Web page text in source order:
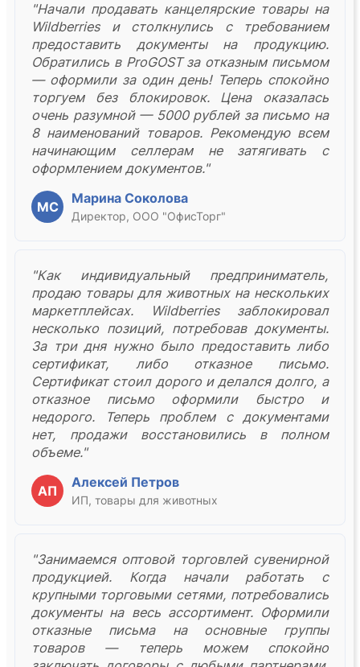
"Начали продавать канцелярские товары на
Wildberries и столкнулись с требованием
предоставить документы на продукцию.
Обратились в ProGOST за отказным письмом
— оформили за один день! Теперь спокойно
торгуем без блокировок. Цена оказалась
очень разумной — 5000 рублей за письмо на
8 наименований товаров. Рекомендую всем
начинающим селлерам не затягивать с
оформлением документов."
МС
Марина Соколова
Директор, ООО "ОфисТорг"
"Как индивидуальный предприниматель,
продаю товары для животных на нескольких
маркетплейсах. Wildberries заблокировал
несколько позиций, потребовав документы.
За три дня нужно было предоставить либо
сертификат, либо отказное письмо.
Сертификат стоил дорого и делался долго, а
отказное письмо оформили быстро и
недорого. Теперь проблем с документами
нет, продажи восстановились в полном
объеме."
АП
Алексей Петров
ИП, товары для животных
"Занимаемся оптовой торговлей сувенирной
продукцией. Когда начали работать с
крупными торговыми сетями, потребовались
документы на весь ассортимент. Оформили
отказные письма на основные группы
товаров — теперь можем спокойно